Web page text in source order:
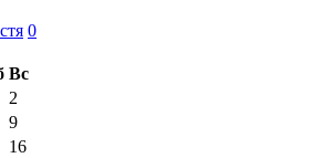
0
Вс
2
9
16